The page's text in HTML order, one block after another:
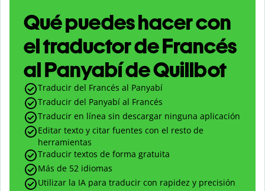
Qué puedes hacer con
el traductor de Francés
al Panyabí de Quillbot
Traducir del Francés al Panyabí
Traducir del Panyabí al Francés
Traducir en línea sin descargar ninguna aplicación
Editar texto y citar fuentes con el resto de
herramientas
Traducir textos de forma gratuita
Más de 52 idiomas
Utilizar la IA para traducir con rapidez y precisión